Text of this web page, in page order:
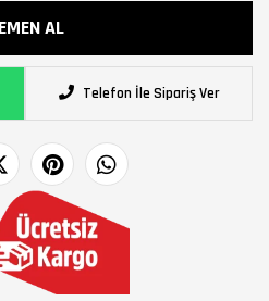
Telefon İle Sipariş Ver